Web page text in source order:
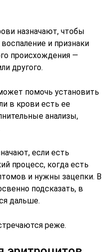
назначают, чтобы
и признаки
происхождения —
другого.
помочь установить
в крови есть ее
анализы,
если есть
процесс, когда есть
и нужны зацепки. В
подсказать, в
дальше.
реже.